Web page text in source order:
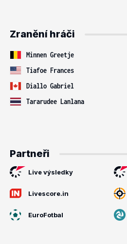
Zranění hráči
Minnen Greetje
Tiafoe Frances
Diallo Gabriel
Tararudee Lanlana
Partneři
Live výsledky
Livescore.in
EuroFotbal